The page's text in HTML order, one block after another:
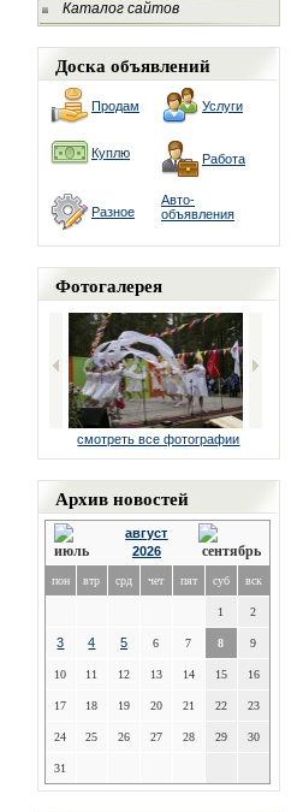
Каталог сайтов
Доска объявлений
Продам Услуги
Куплю Работа
Разное
Авто-
объявления
Фотогалерея
смотреть все фотографии
Архив новостей
август
2026
пон втр срд чет пят суб вск
1 2
3 4 5 6 7 8 9
10 11 12 13 14 15 16
17 18 19 20 21 22 23
24 25 26 27 28 29 30
31